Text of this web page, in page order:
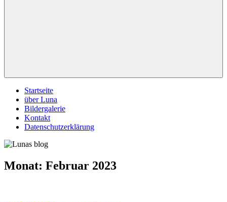
Startseite
über Luna
Bildergalerie
Kontakt
Datenschutzerklärung
Monat: Februar 2023